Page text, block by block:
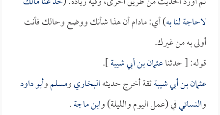
لاحاجة لنا به) أي: مادام أن هذا شأنك ووضع وحالك فأنت
أولى به من غيرك.
قوله: [ حدثناعثمان بن أبي شيبة].
عثمان بن أبي شيبةثقة أخرج حديثهالبخاريومسلموأبو داود
والنسائيفي (عمل اليوم والليلة) وابن ماجة.